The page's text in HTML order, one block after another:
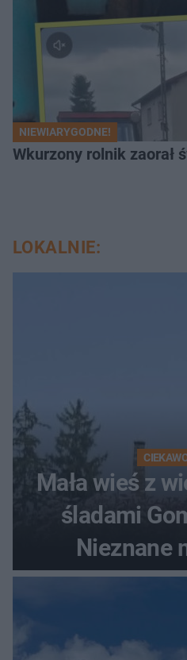
NIEWIARYGODNE!
Wkurzony rolnik zaorał
LOKALNIE:
Mała wieś z
śladami
Nieznane